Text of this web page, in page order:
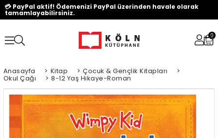
💳 PayPal aktif! Ödemenizi PayPal üzerinden havale olarak
tamamlayabilirsiniz.
0
Anasayfa > Kitap > Çocuk & Gençlik Kitapları >
Okul Çağı > 8-12 Yaş Hikaye-Roman